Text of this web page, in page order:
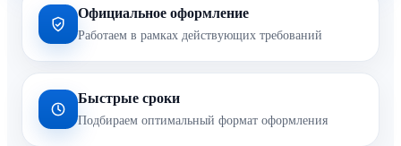
Официальное оформление
Работаем в рамках действующих требований
Быстрые сроки
Подбираем оптимальный формат оформления